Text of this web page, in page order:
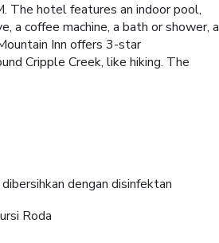
The hotel features an indoor pool,
coffee machine, a bath or shower, a
Inn offers 3-star
Cripple Creek, like hiking. The
dengan disinfektan
Roda